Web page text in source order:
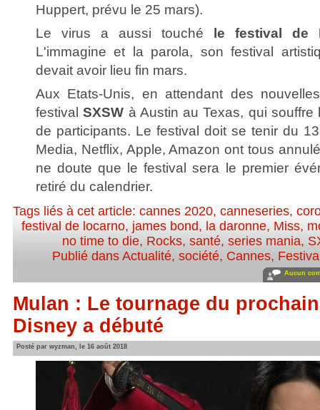
Huppert, prévu le 25 mars).
Le virus a aussi touché le festival de
L'immagine et la parola, son festival
devait avoir lieu fin mars.
Aux Etats-Unis, en attendant des
festivalSXSW à Austin au Texas, qui
de participants. Le festival doit se tenir du
Media, Netflix, Apple, Amazon ont tous
ne doute que le festival sera le premier
retiré du calendrier.
Tags liés à cet article:cannes 2020,canneseries,
festival de locarno, james bond, la daronne, Miss,
no time to die, Rocks,santé,series mania,
Publié dansActualité, société, Cannes,
Aucun
Mulan : Le tournage du
Disney a débuté
Posté par wyzman, le 16 août 2018